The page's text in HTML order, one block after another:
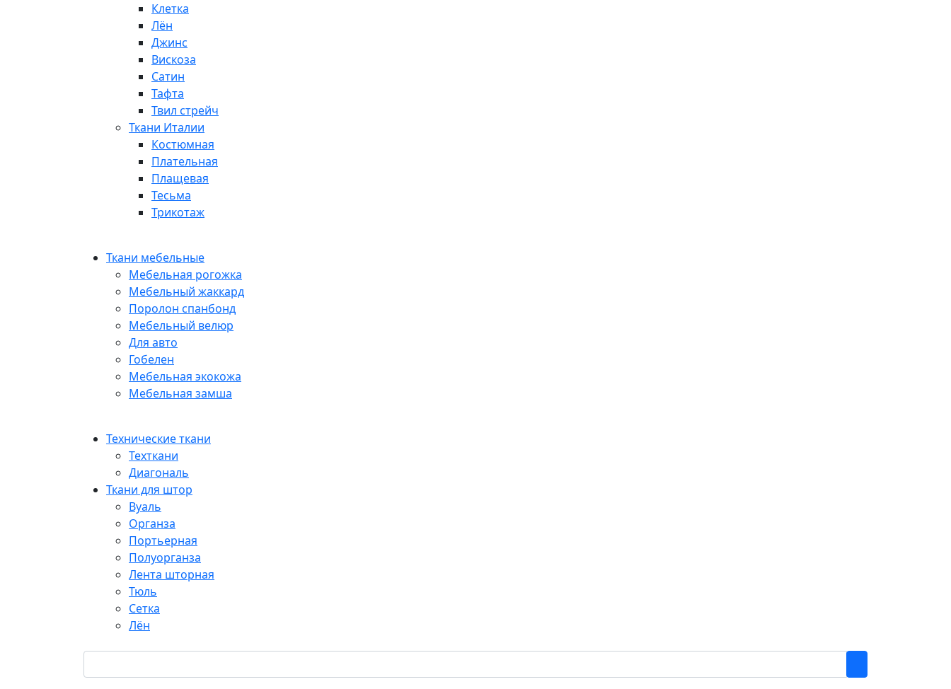
Клетка
Лён
Джинс
Вискоза
Сатин
Тафта
Твил стрейч
Ткани Италии
Костюмная
Плательная
Плащевая
Тесьма
Трикотаж
Ткани мебельные
Мебельная рогожка
Мебельный жаккард
Поролон спанбонд
Мебельный велюр
Для авто
Гобелен
Мебельная экокожа
Мебельная замша
Технические ткани
Техткани
Диагональ
Ткани для штор
Вуаль
Органза
Портьерная
Полуорганза
Лента шторная
Тюль
Сетка
Лён